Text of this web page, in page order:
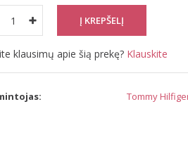
klausimų apie šią prekę? Klauskite
Tommy